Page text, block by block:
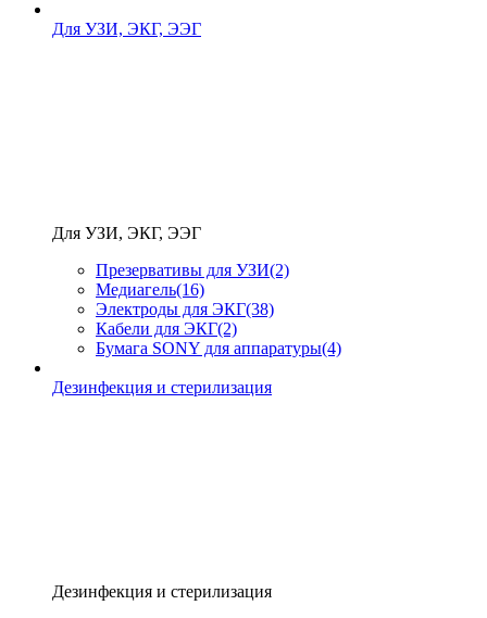
Для УЗИ, ЭКГ, ЭЭГ
Для УЗИ, ЭКГ, ЭЭГ
Презервативы для УЗИ(2)
Медиагель(16)
Электроды для ЭКГ(38)
Кабели для ЭКГ(2)
Бумага SONY для аппаратуры(4)
Дезинфекция и стерилизация
Дезинфекция и стерилизация